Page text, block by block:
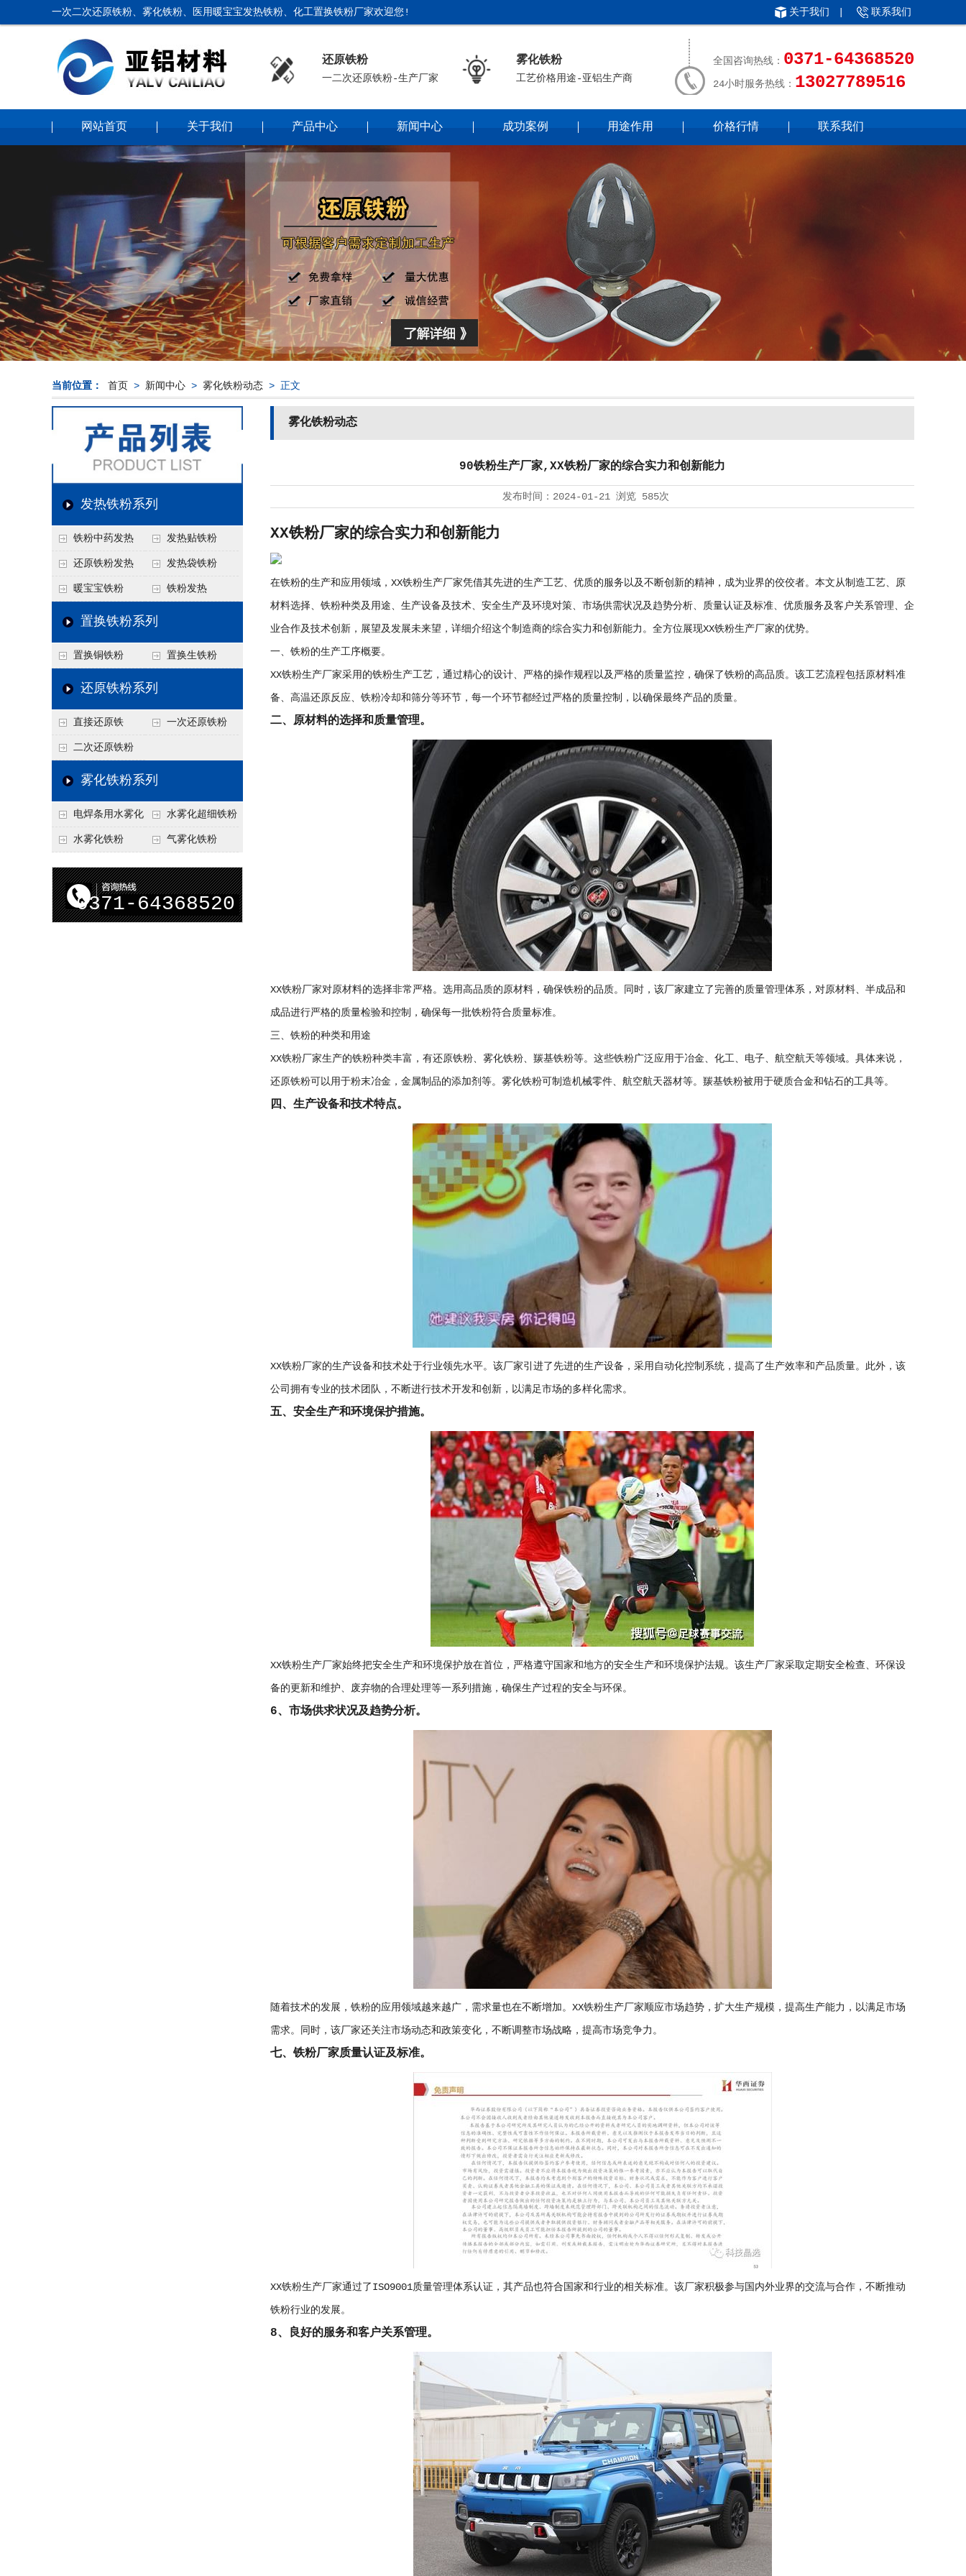
一次二次还原铁粉、雾化铁粉、医用暖宝宝发热铁粉、化工置换铁粉厂家欢迎您! 关于我们 联系我们
还原铁粉
一二次还原铁粉-生产厂家
雾化铁粉
工艺价格用途-亚铝生产商
全国咨询热线： 0371-64368520
24小时服务热线： 13027789516
网站首页 关于我们 产品中心 新闻中心 成功案例 用途作用 价格行情 联系我们
当前位置： 首页 > 新闻中心 > 雾化铁粉动态 > 正文
发热铁粉系列
铁粉中药发热 发热贴铁粉
还原铁粉发热 发热袋铁粉
暖宝宝铁粉 铁粉发热
置换铁粉系列
置换铜铁粉 置换生铁粉
还原铁粉系列
直接还原铁 一次还原铁粉
二次还原铁粉
雾化铁粉系列
电焊条用水雾化
铁粉
水雾化超细铁粉
水雾化铁粉 气雾化铁粉
0371-64368520
雾化铁粉动态
90铁粉生产厂家,XX铁粉厂家的综合实力和创新能力
发布时间： 2024-01-21 浏览 585次
XX铁粉厂家的综合实力和创新能力
在铁粉的生产和应用领域，XX铁粉生产厂家凭借其先进的生产工艺、优质的服务以及不断创新的精神，成为业界的佼佼者。本文从制造工艺、原
材料选择、铁粉种类及用途、生产设备及技术、安全生产及环境对策、市场供需状况及趋势分析、质量认证及标准、优质服务及客户关系管理、企
业合作及技术创新，展望及发展未来望，详细介绍这个制造商的综合实力和创新能力。全方位展现XX铁粉生产厂家的优势。
一、铁粉的生产工序概要。
XX铁粉生产厂家采用的铁粉生产工艺，通过精心的设计、严格的操作规程以及严格的质量监控，确保了铁粉的高品质。该工艺流程包括原材料准
备、高温还原反应、铁粉冷却和筛分等环节，每一个环节都经过严格的质量控制，以确保最终产品的质量。
二、原材料的选择和质量管理。
XX铁粉厂家对原材料的选择非常严格。选用高品质的原材料，确保铁粉的品质。同时，该厂家建立了完善的质量管理体系，对原材料、半成品和
成品进行严格的质量检验和控制，确保每一批铁粉符合质量标准。
三、铁粉的种类和用途
XX铁粉厂家生产的铁粉种类丰富，有还原铁粉、雾化铁粉、羰基铁粉等。这些铁粉广泛应用于冶金、化工、电子、航空航天等领域。具体来说，
还原铁粉可以用于粉末冶金，金属制品的添加剂等。雾化铁粉可制造机械零件、航空航天器材等。羰基铁粉被用于硬质合金和钻石的工具等。
四、生产设备和技术特点。
XX铁粉厂家的生产设备和技术处于行业领先水平。该厂家引进了先进的生产设备，采用自动化控制系统，提高了生产效率和产品质量。此外，该
公司拥有专业的技术团队，不断进行技术开发和创新，以满足市场的多样化需求。
五、安全生产和环境保护措施。
XX铁粉生产厂家始终把安全生产和环境保护放在首位，严格遵守国家和地方的安全生产和环境保护法规。该生产厂家采取定期安全检查、环保设
备的更新和维护、废弃物的合理处理等一系列措施，确保生产过程的安全与环保。
6、市场供求状况及趋势分析。
随着技术的发展，铁粉的应用领域越来越广，需求量也在不断增加。XX铁粉生产厂家顺应市场趋势，扩大生产规模，提高生产能力，以满足市场
需求。同时，该厂家还关注市场动态和政策变化，不断调整市场战略，提高市场竞争力。
七、铁粉厂家质量认证及标准。
XX铁粉生产厂家通过了ISO9001质量管理体系认证，其产品也符合国家和行业的相关标准。该厂家积极参与国内外业界的交流与合作，不断推动
铁粉行业的发展。
8、良好的服务和客户关系管理。